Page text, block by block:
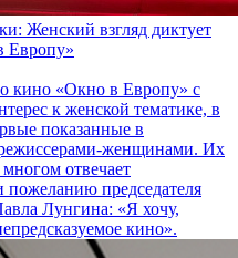
Женский взгляд диктует
Европу»
кино «Окно в Европу» с
к женской тематике, в
показанные в
женщинами. Их
отвечает
председателя
Лунгина: «Я хочу,
кино».